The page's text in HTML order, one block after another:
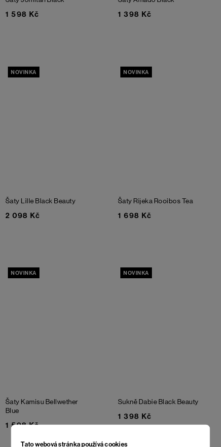
Tato webová stránka používá cookies
1 598 Kč 1 398 Kč
NOVINKA
Šaty Lille Black Beauty
2 098 Kč
NOVINKA
Šaty Rijeka Rooibos Tea
1 698 Kč
NOVINKA
Šaty Kamisu Bellwether
Blue
1 598 Kč
NOVINKA
Sukně Dabie Black Beauty
1 398 Kč